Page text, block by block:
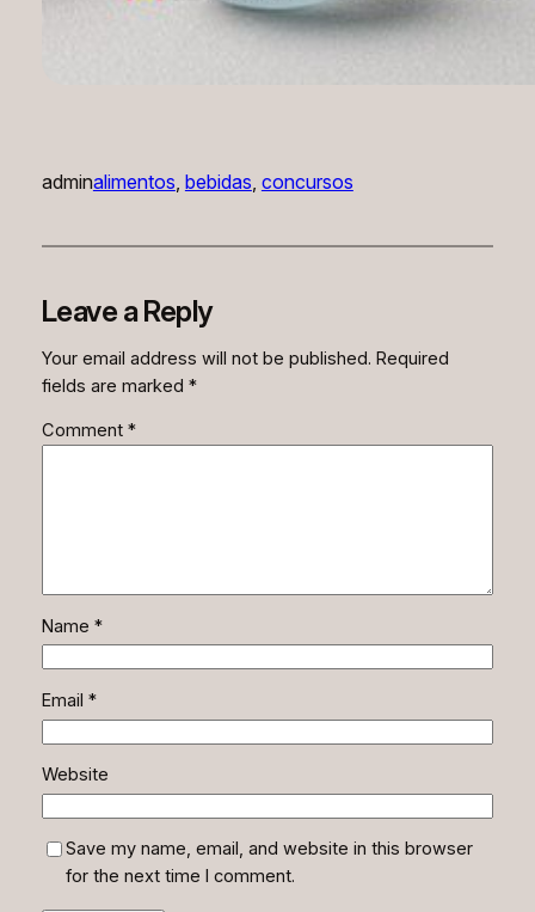
adminalimentos, bebidas, concursos
Leave a Reply
Your email address will not be published. Required
fields are marked *
Comment *
Name *
Email *
Website
Save my name, email, and website in this browser
for the next time I comment.